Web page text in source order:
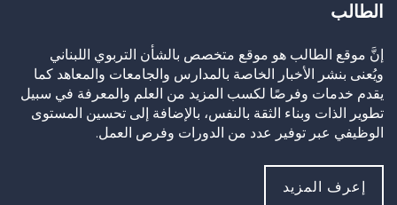
الطالب
إنَّ موقع الطالب هو موقع متخصص بالشأن التربوي اللبناني
ويُعنى بنشر الأخبار الخاصة بالمدارس والجامعات والمعاهد كما
يقدم خدمات وفرصًا لكسب المزيد من العلم والمعرفة في سبيل
تطوير الذات وبناء الثقة بالنفس، بالإضافة إلى تحسين المستوى
الوظيفي عبر توفير عدد من الدورات وفرص العمل.
إعرف المزيد